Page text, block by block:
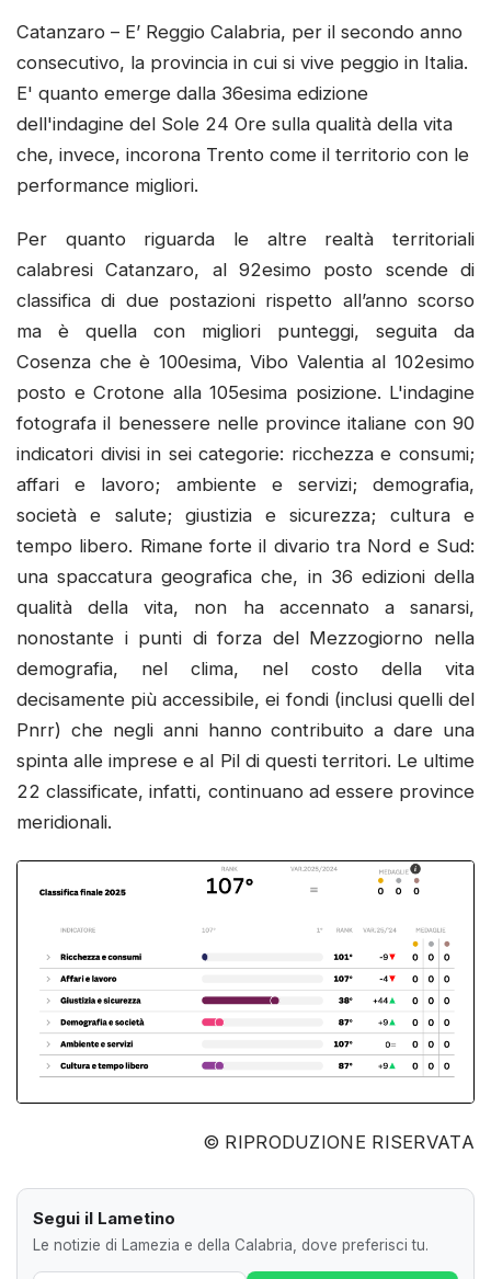
Catanzaro – E’ Reggio Calabria, per il secondo anno
consecutivo, la provincia in cui si vive peggio in Italia.
E' quanto emerge dalla 36esima edizione
dell'indagine del Sole 24 Ore sulla qualità della vita
che, invece, incorona Trento come il territorio con le
performance migliori.
Per quanto riguarda le altre realtà territoriali
calabresi Catanzaro, al 92esimo posto scende di
classifica di due postazioni rispetto all’anno scorso
ma è quella con migliori punteggi, seguita da
Cosenza che è 100esima, Vibo Valentia al 102esimo
posto e Crotone alla 105esima posizione. L'indagine
fotografa il benessere nelle province italiane con 90
indicatori divisi in sei categorie: ricchezza e consumi;
affari e lavoro; ambiente e servizi; demografia,
società e salute; giustizia e sicurezza; cultura e
tempo libero. Rimane forte il divario tra Nord e Sud:
una spaccatura geografica che, in 36 edizioni della
qualità della vita, non ha accennato a sanarsi,
nonostante i punti di forza del Mezzogiorno nella
demografia, nel clima, nel costo della vita
decisamente più accessibile, ei fondi (inclusi quelli del
Pnrr) che negli anni hanno contribuito a dare una
spinta alle imprese e al Pil di questi territori. Le ultime
22 classificate, infatti, continuano ad essere province
meridionali.
© RIPRODUZIONE RISERVATA
Segui il Lametino
Le notizie di Lamezia e della Calabria, dove preferisci tu.